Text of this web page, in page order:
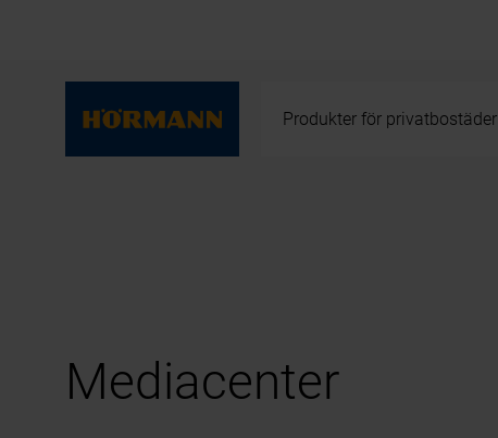
Produkter för privatbostäder
Mediacenter